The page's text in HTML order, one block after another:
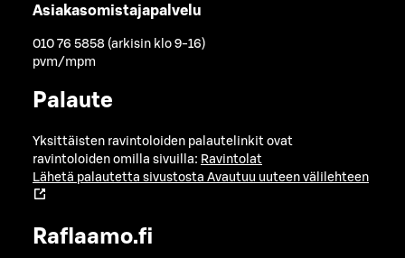
Asiakasomistajapalvelu
010 76 5858 (arkisin klo 9-16)
pvm/mpm
Palaute
Yksittäisten ravintoloiden palautelinkit ovat
ravintoloiden omilla sivuilla: Ravintolat
Lähetä palautetta sivustosta Avautuu uuteen välilehteen
Raflaamo.fi